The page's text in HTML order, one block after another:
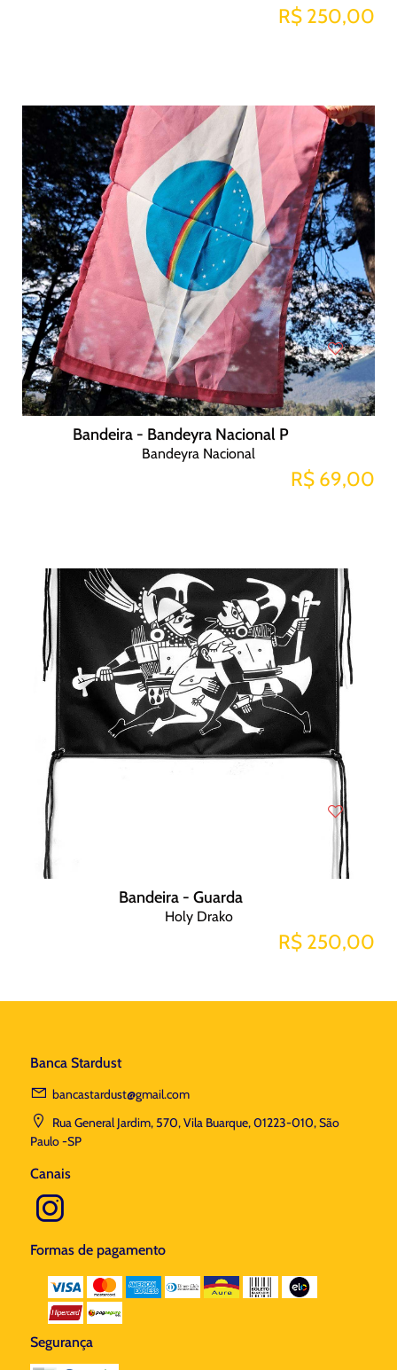
R$ 250,00
Bandeira - Bandeyra Nacional P
Bandeyra Nacional
R$ 69,00
Bandeira - Guarda
Holy Drako
R$ 250,00
Banca Stardust
bancastardust@gmail.com
Rua General Jardim, 570, Vila Buarque, 01223-010, São
Paulo -SP
Canais
Formas de pagamento
Segurança